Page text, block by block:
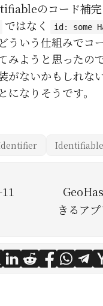
のコード補
ではなく id: some
ういう仕組みでコ
みようと思ったの
がないかもしれな
になりそうです。
Identifiable
きるア